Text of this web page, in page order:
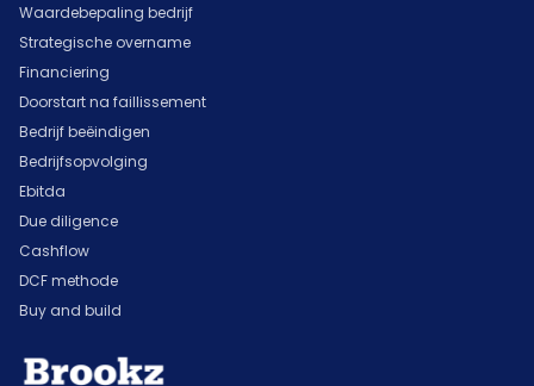
Waardebepaling bedrijf
Strategische overname
Financiering
Doorstart na faillissement
Bedrijf beëindigen
Bedrijfsopvolging
Ebitda
Due diligence
Cashflow
DCF methode
Buy and build